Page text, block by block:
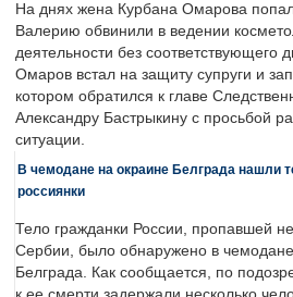
На днях жена Курбана Омарова
Валерию обвинили в ведении
деятельности без соответствующего
Омаров встал на защиту супруги и
котором обратился к главе
Александру Бастрыкину с просьбой
ситуации.
В чемодане на окраине Белграда нашли
россиянки
Тело гражданки России, пропавшей
Сербии, было обнаружено в
Белграда. Как сообщается, по